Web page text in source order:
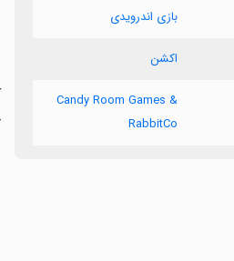
بازی اندرویدی
اکشن
Candy Room Games &
RabbitCo